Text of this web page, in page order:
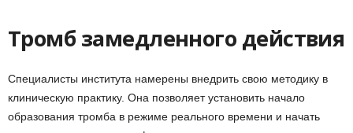
Тромб замедленного действия
Специалисты института намерены внедрить свою методику в
клиническую практику. Она позволяет установить начало
образования тромба в режиме реального времени и начать